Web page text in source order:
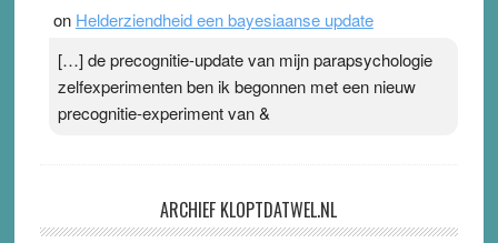
on Helderziendheid een bayesiaanse update
[…] de precognitie-update van mijn parapsychologie
zelfexperimenten ben ik begonnen met een nieuw
precognitie-experiment van &
ARCHIEF KLOPTDATWEL.NL